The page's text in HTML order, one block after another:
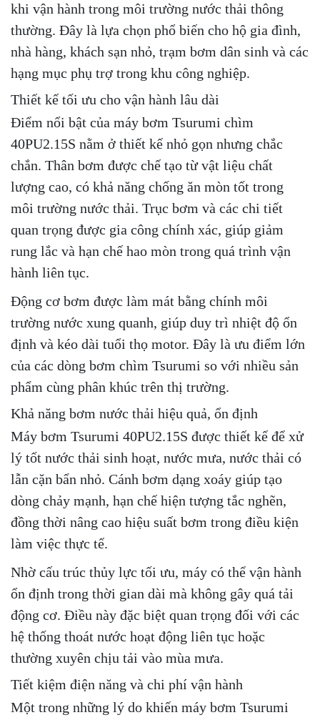
khi vận hành trong môi trường nước thải thông
thường. Đây là lựa chọn phổ biến cho hộ gia đình,
nhà hàng, khách sạn nhỏ, trạm bơm dân sinh và các
hạng mục phụ trợ trong khu công nghiệp.
Thiết kế tối ưu cho vận hành lâu dài
Điểm nổi bật của máy bơm Tsurumi chìm
40PU2.15S nằm ở thiết kế nhỏ gọn nhưng chắc
chắn. Thân bơm được chế tạo từ vật liệu chất
lượng cao, có khả năng chống ăn mòn tốt trong
môi trường nước thải. Trục bơm và các chi tiết
quan trọng được gia công chính xác, giúp giảm
rung lắc và hạn chế hao mòn trong quá trình vận
hành liên tục.
Động cơ bơm được làm mát bằng chính môi
trường nước xung quanh, giúp duy trì nhiệt độ ổn
định và kéo dài tuổi thọ motor. Đây là ưu điểm lớn
của các dòng bơm chìm Tsurumi so với nhiều sản
phẩm cùng phân khúc trên thị trường.
Khả năng bơm nước thải hiệu quả, ổn định
Máy bơm Tsurumi 40PU2.15S được thiết kế để xử
lý tốt nước thải sinh hoạt, nước mưa, nước thải có
lẫn cặn bẩn nhỏ. Cánh bơm dạng xoáy giúp tạo
dòng chảy mạnh, hạn chế hiện tượng tắc nghẽn,
đồng thời nâng cao hiệu suất bơm trong điều kiện
làm việc thực tế.
Nhờ cấu trúc thủy lực tối ưu, máy có thể vận hành
ổn định trong thời gian dài mà không gây quá tải
động cơ. Điều này đặc biệt quan trọng đối với các
hệ thống thoát nước hoạt động liên tục hoặc
thường xuyên chịu tải vào mùa mưa.
Tiết kiệm điện năng và chi phí vận hành
Một trong những lý do khiến máy bơm Tsurumi